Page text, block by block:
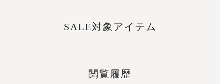
SALE対象アイテム
閲覧履歴